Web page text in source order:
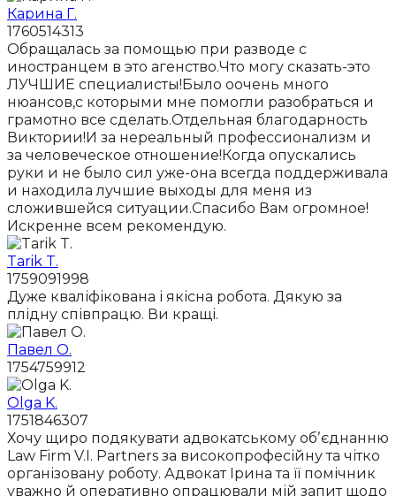
Карина Г.
1760514313
Обращалась за помощью при разводе с
иностранцем в это агенство.Что могу сказать-это
ЛУЧШИЕ специалисты!Было оочень много
нюансов,с которыми мне помогли разобраться и
грамотно все сделать.Отдельная благодарность
Виктории!И за нереальный профессионализм и
за человеческое отношение!Когда опускались
руки и не было сил уже-она всегда поддерживала
и находила лучшие выходы для меня из
сложившейся ситуации.Спасибо Вам огромное!
Искренне всем рекомендую.
Tarik T.
1759091998
Дуже кваліфікована і якісна робота. Дякую за
плідну співпрацю. Ви кращі.
Павел О.
1754759912
Olga K.
1751846307
Хочу щиро подякувати адвокатському обʼєднанню
Law Firm V.I. Partners за високопрофесійну та чітко
організовану роботу. Адвокат Ірина та її помічник
уважно й оперативно опрацювали мій запит щодо